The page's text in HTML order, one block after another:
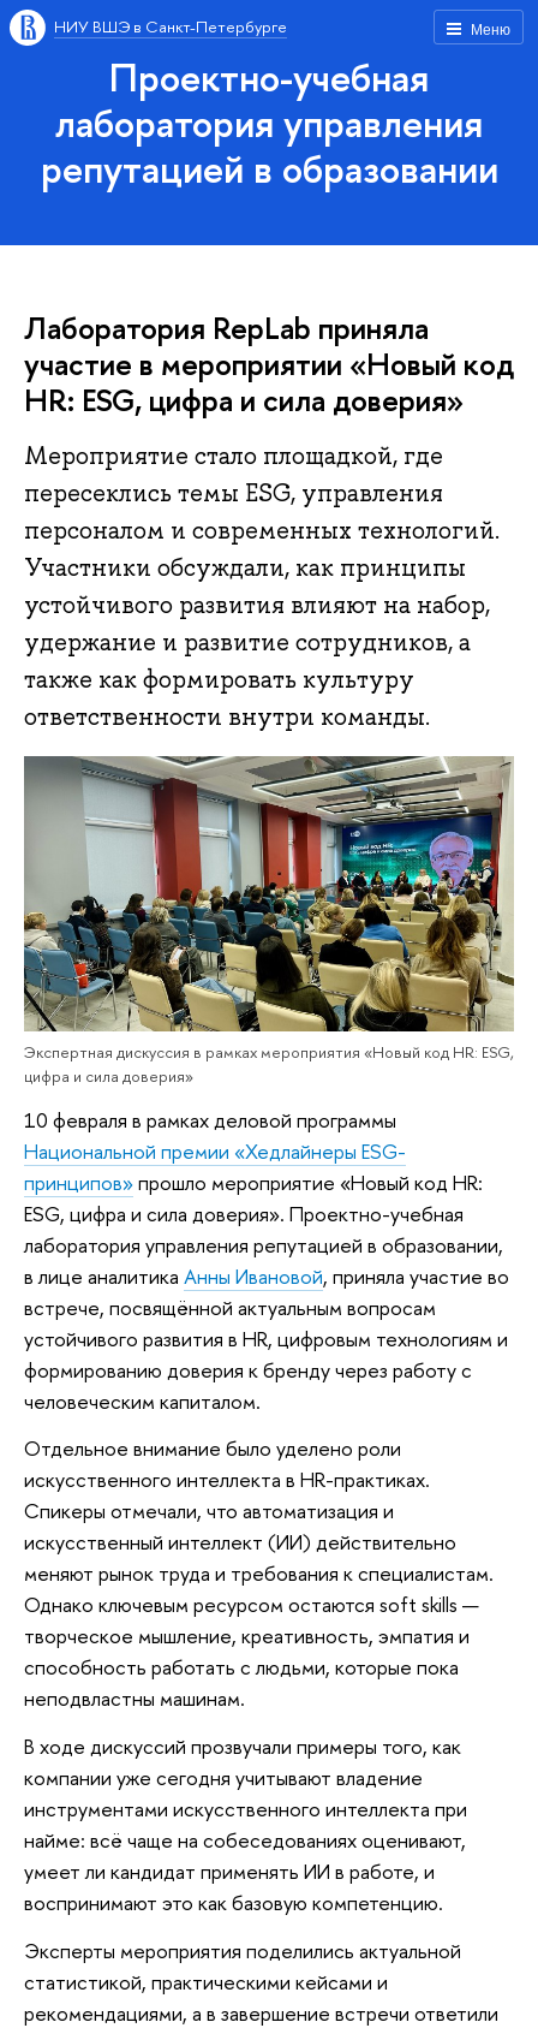
Меню
НИУ ВШЭ в Санкт-Петербурге
Проектно-учебная
лаборатория управления
репутацией в образовании
Лаборатория RepLab приняла
участие в мероприятии «Новый код
HR: ESG, цифра и сила доверия»
Мероприятие стало площадкой, где
пересеклись темы ESG, управления
персоналом и современных технологий.
Участники обсуждали, как принципы
устойчивого развития влияют на набор,
удержание и развитие сотрудников, а
также как формировать культуру
ответственности внутри команды.
Экспертная дискуссия в рамках мероприятия «Новый код HR: ESG,
цифра и сила доверия»
10 февраля в рамках деловой программы
Национальной премии «Хедлайнеры ESG-
принципов»прошло мероприятие «Новый код HR:
ESG, цифра и сила доверия». Проектно-учебная
лаборатория управления репутацией в образовании,
в лице аналитика Анны Ивановой, приняла участие во
встрече, посвящённой актуальным вопросам
устойчивого развития в HR, цифровым технологиям и
формированию доверия к бренду через работу с
человеческим капиталом.
Отдельное внимание было уделено роли
искусственного интеллекта в HR-практиках.
Спикеры отмечали, что автоматизация и
искусственный интеллект (ИИ) действительно
меняют рынок труда и требования к специалистам.
Однако ключевым ресурсом остаются soft skills —
творческое мышление, креативность, эмпатия и
способность работать с людьми, которые пока
неподвластны машинам.
В ходе дискуссий прозвучали примеры того, как
компании уже сегодня учитывают владение
инструментами искусственного интеллекта при
найме: всё чаще на собеседованиях оценивают,
умеет ли кандидат применять ИИ в работе, и
воспринимают это как базовую компетенцию.
Эксперты мероприятия поделились актуальной
статистикой, практическими кейсами и
рекомендациями, а в завершение встречи ответили